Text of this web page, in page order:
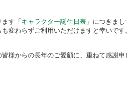
す「 キャラクター誕生日表 」につきま
変わらずご利用いただけますと幸いです
様からの長年のご愛顧に、重ねて感謝